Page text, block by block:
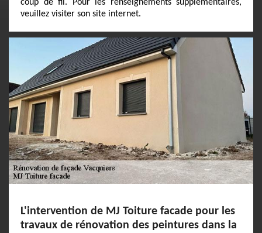
coup de fil. Pour les renseignements supplémentaires,
veuillez visiter son site internet.
L'intervention de MJ Toiture facade pour les
travaux de rénovation des peintures dans la